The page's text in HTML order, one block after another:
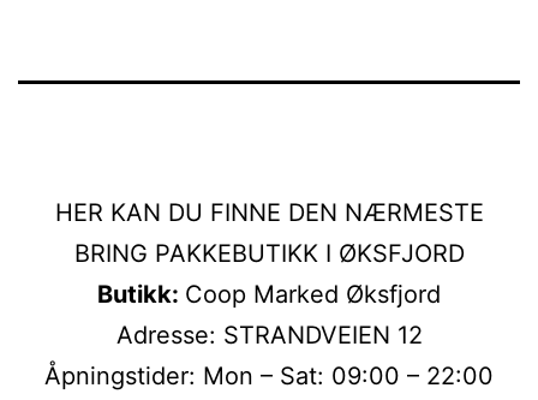
HER KAN DU FINNE DEN NÆRMESTE
BRING PAKKEBUTIKK I ØKSFJORD
Butikk: Coop Marked Øksfjord
Adresse: STRANDVEIEN 12
Åpningstider: Mon – Sat: 09:00 – 22:00